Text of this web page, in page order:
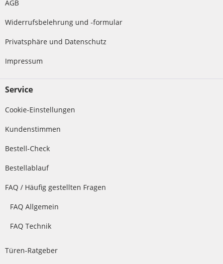
AGB
Widerrufsbelehrung und -formular
Privatsphäre und Datenschutz
Impressum
Service
Cookie-Einstellungen
Kundenstimmen
Bestell-Check
Bestellablauf
FAQ / Häufig gestellten Fragen
FAQ Allgemein
FAQ Technik
Türen-Ratgeber